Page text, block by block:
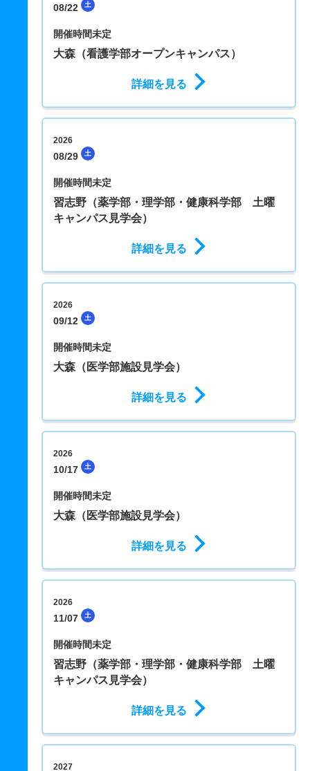
08/22 土
開催時間未定
大森（看護学部オープンキャンパス）
詳細を見る
2026
08/29 土
開催時間未定
習志野（薬学部・理学部・健康科学部 土曜
キャンパス見学会）
詳細を見る
2026
09/12 土
開催時間未定
大森（医学部施設見学会）
詳細を見る
2026
10/17 土
開催時間未定
大森（医学部施設見学会）
詳細を見る
2026
11/07 土
開催時間未定
習志野（薬学部・理学部・健康科学部 土曜
キャンパス見学会）
詳細を見る
2027